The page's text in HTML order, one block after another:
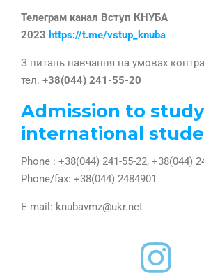
Телеграм канал Вступ КНУБА
2023 https://t.me/vstup_knuba
З питань навчання на умовах
тел. +38(044) 241-55-20
Admission to
international
Phone : +38(044) 241-55-22, +38(044)
Phone/fax: +38(044) 2484901
E-mail: knubavmz@ukr.net